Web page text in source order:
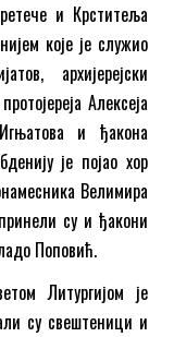
и Крститеља
које је служио
архијерејски
Алексеја
и ђакона
је појао хор
Велимира
су и ђакони
Поповић.
Литургијом је
су свештеници и